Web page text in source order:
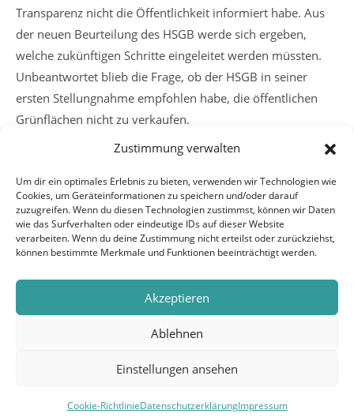
Zustimmung verwalten
Um dir ein optimales Erlebnis zu bieten, verwenden wir Technologien wie
Cookies, um Geräteinformationen zu speichern und/oder darauf
zuzugreifen. Wenn du diesen Technologien zustimmst, können wir Daten
wie das Surfverhalten oder eindeutige IDs auf dieser Website
verarbeiten. Wenn du deine Zustimmung nicht erteilst oder zurückziehst,
können bestimmte Merkmale und Funktionen beeinträchtigt werden.
Akzeptieren
Ablehnen
Einstellungen ansehen
Cookie-RichtlinieDatenschutzerklärungImpressum
Transparenz nicht die Öffentlichkeit informiert habe. Aus
der neuen Beurteilung des HSGB werde sich ergeben,
welche zukünftigen Schritte eingeleitet werden müssten.
Unbeantwortet blieb die Frage, ob der HSGB in seiner
ersten Stellungnahme empfohlen habe, die öffentlichen
Grünflächen nicht zu verkaufen.
Weitere
Artikel
ansehen
Vorheriger Beitrag
Vorerst keine regelmäßigen monatlichen öffentlichen
Treffen der BG
Nächster Beitrag
|DATENSCHUTZERKLÄRUNG|